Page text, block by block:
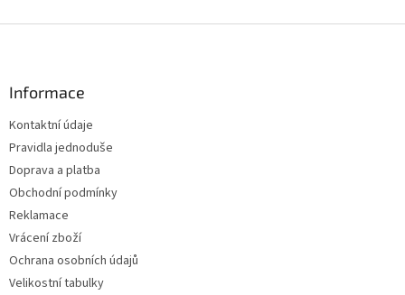
Informace
Kontaktní údaje
Pravidla jednoduše
Doprava a platba
Obchodní podmínky
Reklamace
Vrácení zboží
Ochrana osobních údajů
Velikostní tabulky